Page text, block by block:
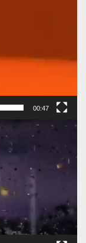
00:47